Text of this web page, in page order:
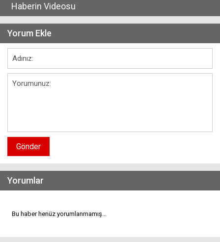
Haberin Videosu
Yorum Ekle
Gönder
Yorumlar
Bu haber henüz yorumlanmamış...